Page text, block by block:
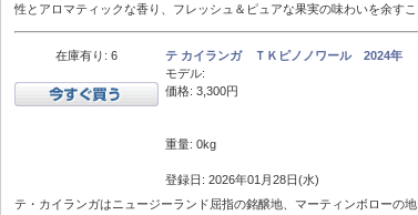
性とアロマティックな香り、フレッシュ＆ピュアな果実の味わいを余す
在庫有り: 6
テ カイランガ ＴＫピノノワール 2024年
モデル:
価格: 3,300円
重量: 0kg
登録日: 2026年01月28日(水)
テ・カイランガはニュージーランド屈指の銘醸地、マーティンボローの